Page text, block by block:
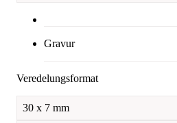
Gravur
Veredelungsformat
30 x 7 mm